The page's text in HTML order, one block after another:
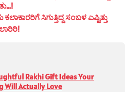
ಸಿಗುತ್ತಿದ್ದ ಸಂಬಳ ಎಷ್ಟಿತ್ತು
Rakhi Gift Ideas Your
Will Actually Love